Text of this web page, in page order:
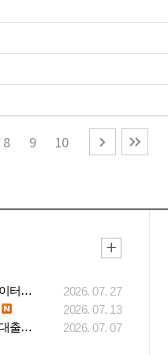
8 9 10
소상공인 신용점수 낮아도 '매출·성장성 데이터..
2026. 07. 27
2026. 07. 13
아파트 입주 문제없나… 은행, 하반기 잔금대출..
2026. 07. 07